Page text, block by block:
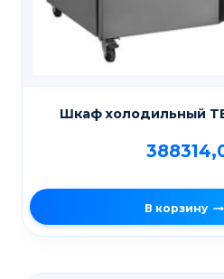
Шкаф холодильный
В корзину